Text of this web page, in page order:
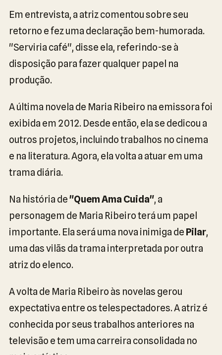
Em entrevista, a atriz comentou sobre seu
retorno e fez uma declaração bem-humorada.
"Serviria café", disse ela, referindo-se à
disposição para fazer qualquer papel na
produção.
A última novela de Maria Ribeiro na emissora foi
exibida em 2012. Desde então, ela se dedicou a
outros projetos, incluindo trabalhos no cinema
e na literatura. Agora, ela volta a atuar em uma
trama diária.
Na história de"Quem Ama Cuida", a
personagem de Maria Ribeiro terá um papel
importante. Ela será uma nova inimiga de Pilar,
uma das vilãs da trama interpretada por outra
atriz do elenco.
A volta de Maria Ribeiro às novelas gerou
expectativa entre os telespectadores. A atriz é
conhecida por seus trabalhos anteriores na
televisão e tem uma carreira consolidada no